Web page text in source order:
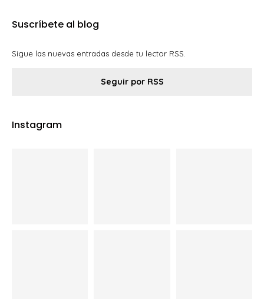
Suscríbete al blog
Sigue las nuevas entradas desde tu lector RSS.
Seguir por RSS
Instagram